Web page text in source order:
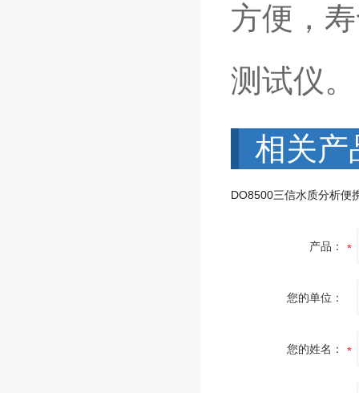
方便，
测试仪。
相关产
产品：
您的单位：
您的姓名：